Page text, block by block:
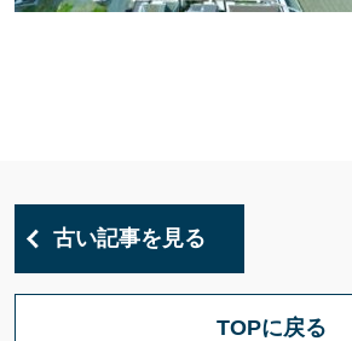
古い記事を見る
TOPに戻る